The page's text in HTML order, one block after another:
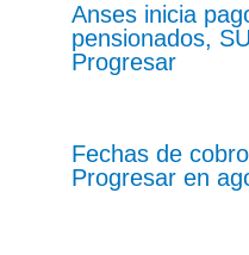
Anses inicia
pensionados,
Progresar
Fechas de
Progresar en